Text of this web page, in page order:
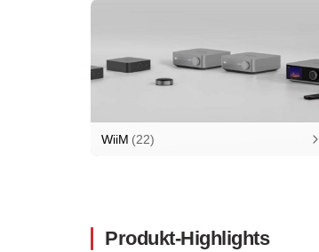
WiiM (22)
Produkt-Highlights